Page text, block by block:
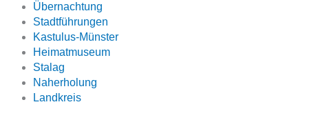
Übernachtung
Stadtführungen
Kastulus-Münster
Heimatmuseum
Stalag
Naherholung
Landkreis